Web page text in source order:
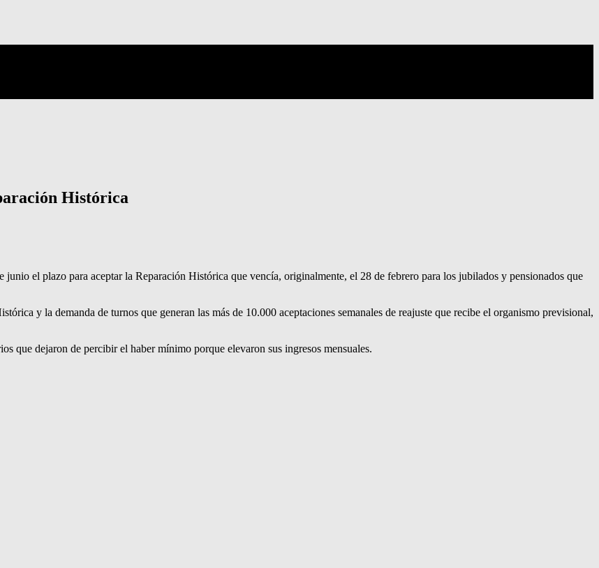
Histórica
el plazo para aceptar la Reparación Histórica que vencía, originalmente, el 28 de febrero para los jubilados y pensionados que
y la demanda de turnos que generan las más de 10.000 aceptaciones semanales de reajuste que recibe el organismo previsional,
que dejaron de percibir el haber mínimo porque elevaron sus ingresos mensuales.